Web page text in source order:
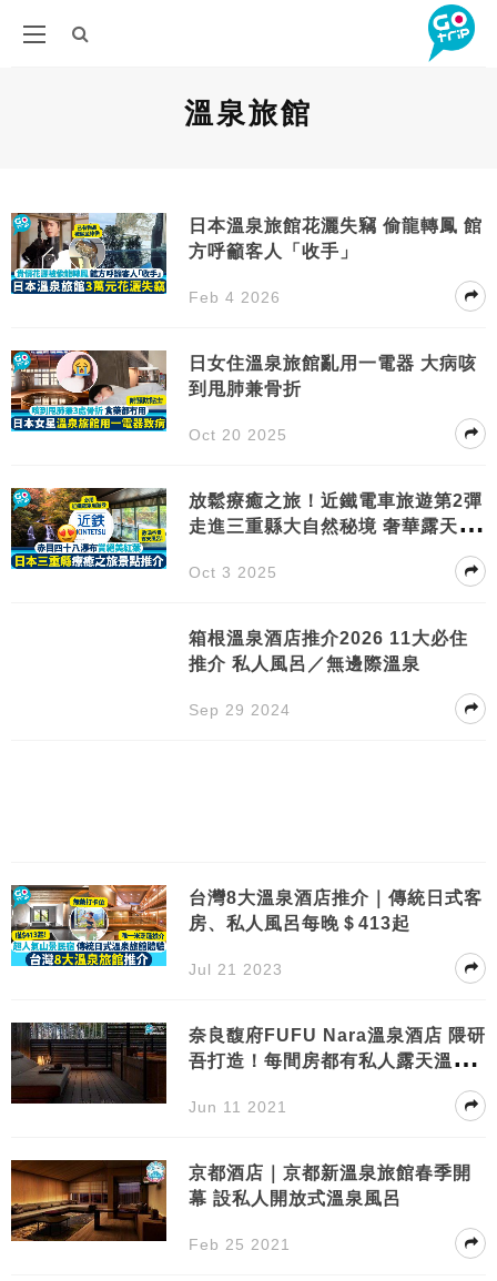
溫泉旅館
日本溫泉旅館花灑失竊 偷龍轉鳳 館
方呼籲客人「收手」
Feb 4 2026
日女住溫泉旅館亂用一電器 大病咳
到甩肺兼骨折
Oct 20 2025
放鬆療癒之旅！近鐵電車旅遊第2彈
走進三重縣大自然秘境 奢華露天風
Oct 3 2025
箱根溫泉酒店推介2026 11大必住
推介 私人風呂／無邊際溫泉
Sep 29 2024
台灣8大溫泉酒店推介｜傳統日式客
房、私人風呂每晚＄413起
Jul 21 2023
奈良馥府FUFU Nara溫泉酒店 隈研
吾打造！每間房都有私人露天溫泉
Jun 11 2021
京都酒店｜京都新溫泉旅館春季開
幕 設私人開放式溫泉風呂
Feb 25 2021